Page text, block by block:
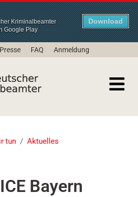
Kriminalbeamter
Google Play
Download
Presse FAQ Anmeldung
tun
Aktuelles
Bayern